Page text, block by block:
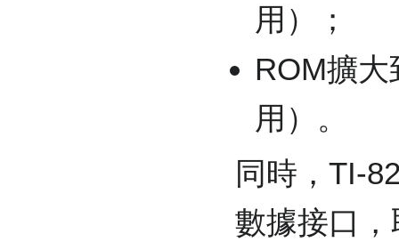
用）；
ROM擴
用）。
同時，TI-
數據接口